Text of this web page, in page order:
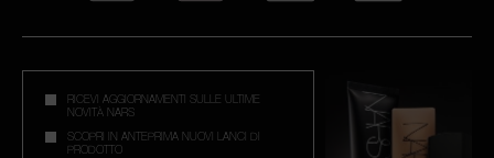
RICEVI AGGIORNAMENTI SULLE ULTIME
NOVITÀ NARS
SCOPRI IN ANTEPRIMA NUOVI LANCI DI
PRODOTTO